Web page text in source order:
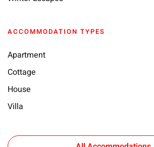
ACCOMMODATION TYPES
Apartment
Cottage
House
Villa